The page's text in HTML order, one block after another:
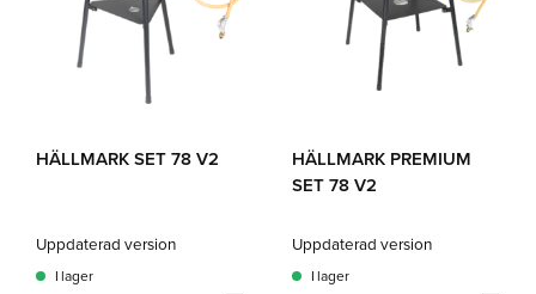
HÄLLMARK SET 78 V2
Uppdaterad version
I lager
HÄLLMARK PREMIUM
SET 78 V2
Uppdaterad version
I lager